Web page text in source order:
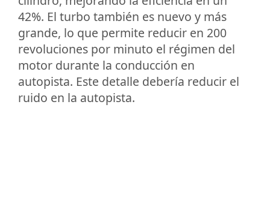
42%. El turbo también es nuevo y más
grande, lo que permite reducir en 200
revoluciones por minuto el régimen del
motor durante la conducción en
autopista. Este detalle debería reducir el
ruido en la autopista.